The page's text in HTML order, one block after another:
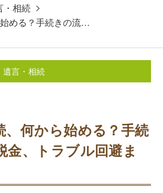
・相続
める？手続きの流…
遺言・相続
、何から始める？手続
金、トラブル回避ま
取扱業務
費用